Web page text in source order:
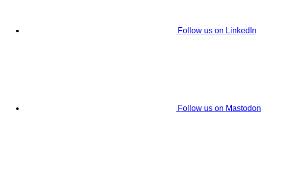
Follow us on LinkedIn
Follow us on Mastodon